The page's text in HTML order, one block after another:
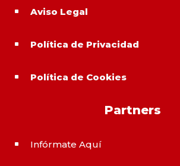
^ Aviso Legal
^ Política de Privacidad
^ Política de Cookies
Partners
^ Infórmate Aquí